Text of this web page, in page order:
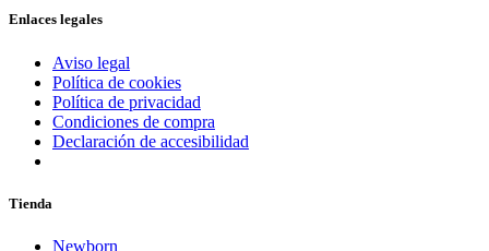
Enlaces legales
Aviso legal
Política de cookies
Política de privacidad
Condiciones de compra
Declaración de accesibilidad
Tienda
Newborn